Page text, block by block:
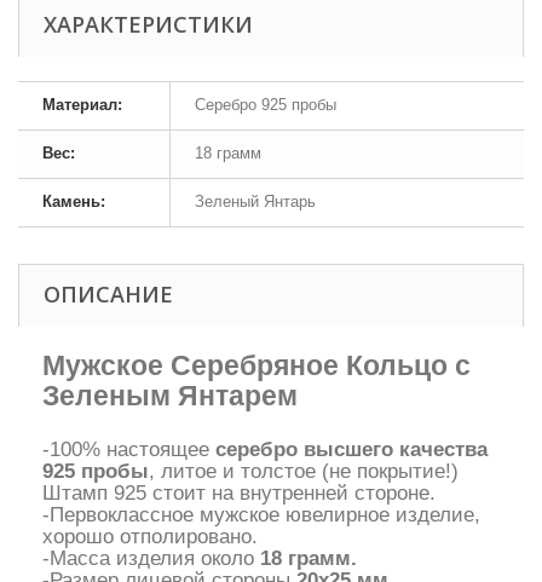
ХАРАКТЕРИСТИКИ
Материал: Серебро 925 пробы
Вес: 18 грамм
Камень: Зеленый Янтарь
ОПИСАНИЕ
Мужское Серебряное Кольцо с
Зеленым Янтарем
-100% настоящее серебро высшего качества
925 пробы, литое и толстое (не покрытие!)
Штамп 925 стоит на внутренней стороне.
-Первоклассное мужское ювелирное изделие,
хорошо отполировано.
-Масса изделия около 18 грамм.